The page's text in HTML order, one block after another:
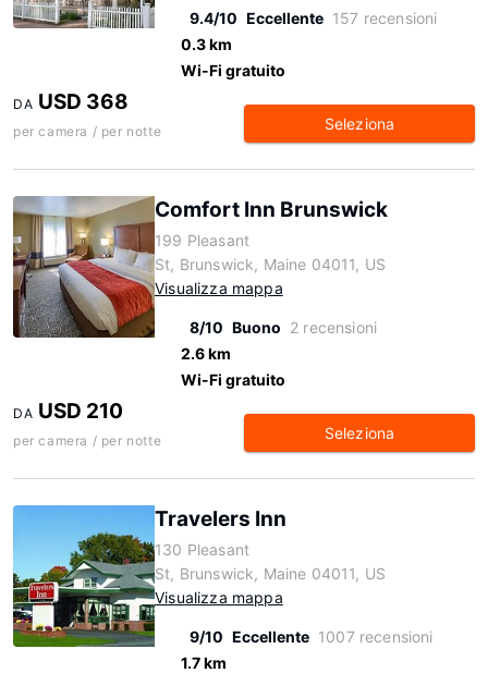
9.4/10 Eccellente 157 recensioni
0.3 km
Wi-Fi gratuito
DA USD 368
per camera / per notte Seleziona
Comfort Inn Brunswick
199 Pleasant
St, Brunswick, Maine 04011, US
Visualizza mappa
8/10 Buono 2 recensioni
2.6 km
Wi-Fi gratuito
DA USD 210
per camera / per notte Seleziona
Travelers Inn
130 Pleasant
St, Brunswick, Maine 04011, US
Visualizza mappa
9/10 Eccellente 1007 recensioni
1.7 km